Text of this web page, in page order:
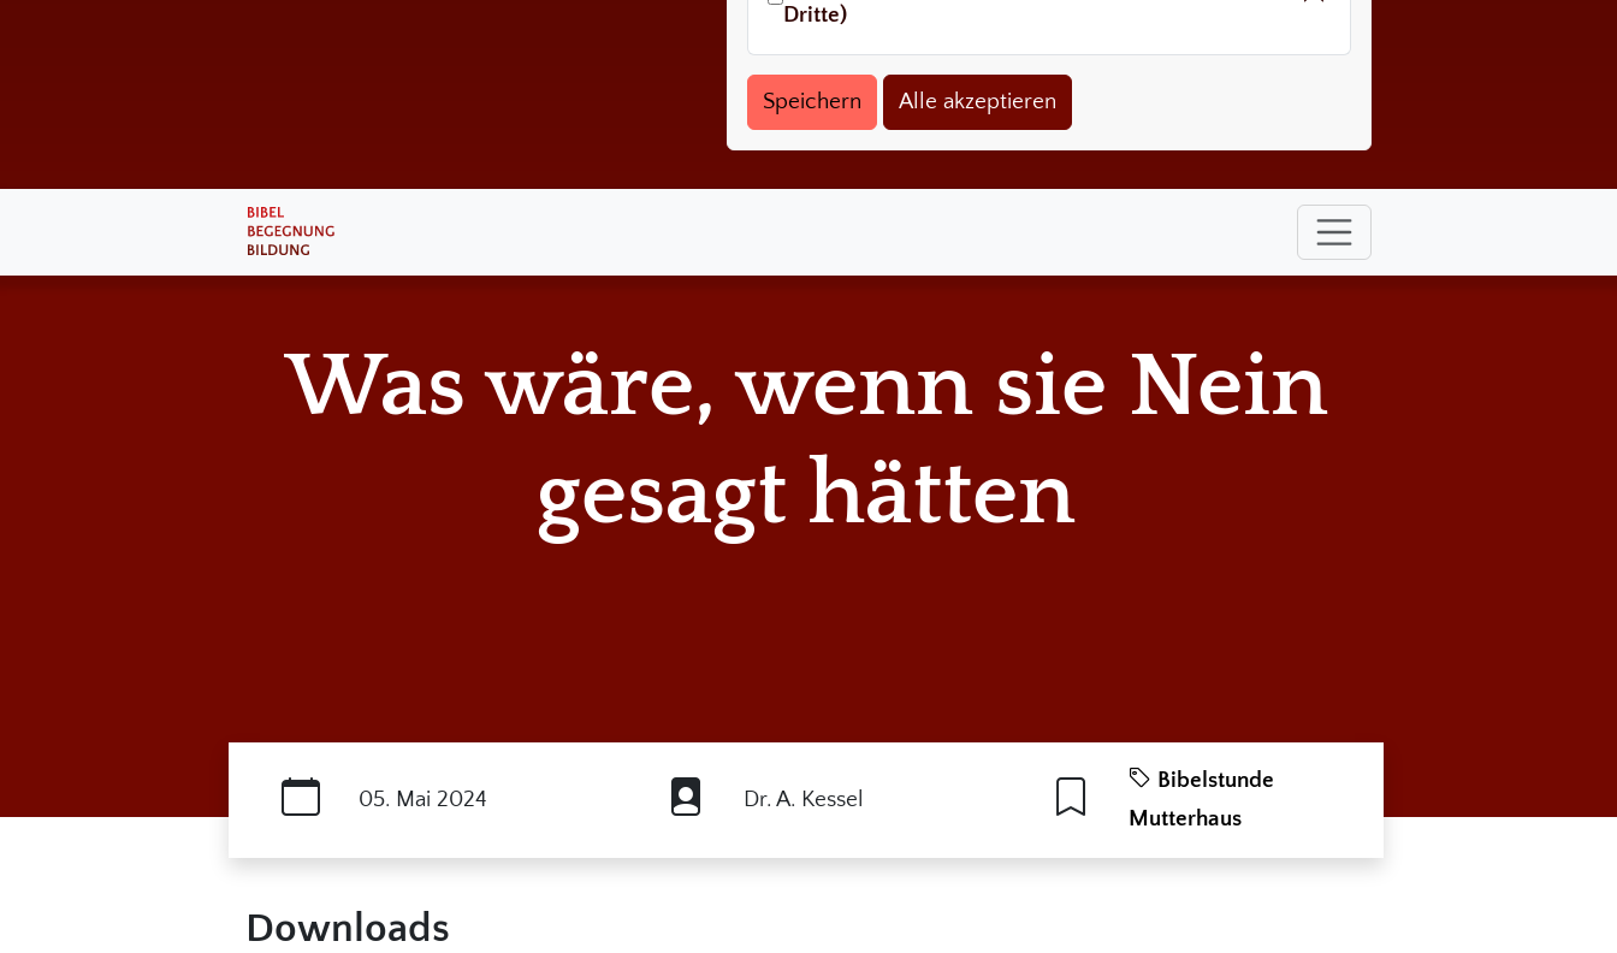
Dritte)
Was wäre, wenn sie Nein
gesagt hätten
05. Mai 2024 Dr. A. Kessel
Bibelstunde
Mutterhaus
Downloads